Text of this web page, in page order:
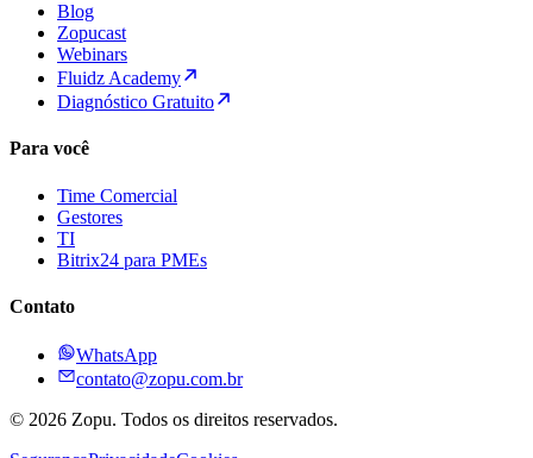
Blog
Zopucast
Webinars
Fluidz Academy
Diagnóstico Gratuito
Para você
Time Comercial
Gestores
TI
Bitrix24 para PMEs
Contato
WhatsApp
contato@zopu.com.br
© 2026 Zopu. Todos os direitos reservados.